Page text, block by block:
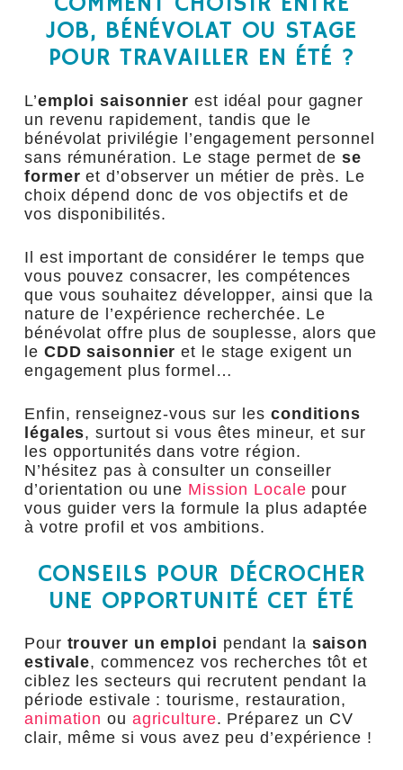
JOB, BÉNÉVOLAT OU STAGE
POUR TRAVAILLER EN ÉTÉ ?
L’emploi saisonnier est idéal pour gagner
un revenu rapidement, tandis que le
bénévolat privilégie l’engagement personnel
sans rémunération. Le stage permet dese
former et d’observer un métier de près. Le
choix dépend donc de vos objectifs et de
vos disponibilités.
Il est important de considérer le temps que
vous pouvez consacrer, les compétences
que vous souhaitez développer, ainsi que la
nature de l’expérience recherchée. Le
bénévolat offre plus de souplesse, alors que
le CDD saisonnier et le stage exigent un
engagement plus formel…
Enfin, renseignez-vous sur les conditions
légales, surtout si vous êtes mineur, et sur
les opportunités dans votre région.
N’hésitez pas à consulter un conseiller
d’orientation ou une Mission Locale pour
vous guider vers la formule la plus adaptée
à votre profil et vos ambitions.
CONSEILS POUR DÉCROCHER
UNE OPPORTUNITÉ CET ÉTÉ
Pour trouver un emploi pendant la saison
estivale, commencez vos recherches tôt et
ciblez les secteurs qui recrutent pendant la
période estivale : tourisme, restauration,
animation ou agriculture. Préparez un CV
clair, même si vous avez peu d’expérience !